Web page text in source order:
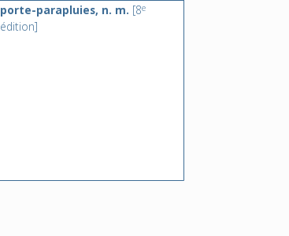
porte-parapluies, n. m. [8e
édition]